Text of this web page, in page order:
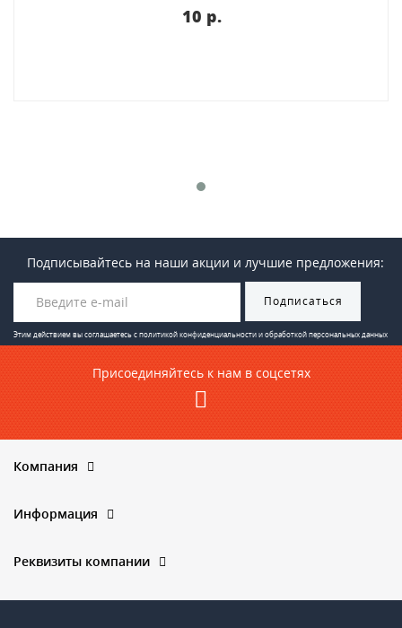
10 p.
Подписывайтесь на наши акции и лучшие предложения:
Подписаться
Этим действием вы соглашаетесь сполитикой конфиденциальности и обработкой персональных данных
Присоединяйтесь к нам в соцсетях
Компания
Информация
Реквизиты компании